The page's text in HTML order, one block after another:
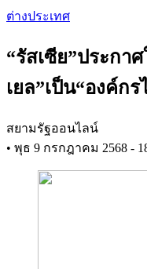
Skip
content
ต่างประเทศ
“รัสเซีย”ประกา
เยล”เป็น“องค์ก
สยามรัฐออนไลน์
• พุธ 9 กรกฎาคม 2568 -